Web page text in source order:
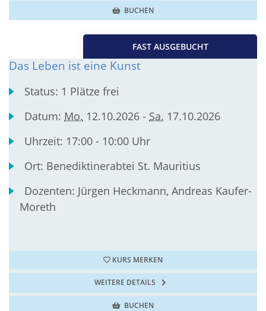
BUCHEN
FAST AUSGEBUCHT
Das Leben ist eine Kunst
Status: 1 Plätze frei
Datum: Mo. 12.10.2026 - Sa. 17.10.2026
Uhrzeit: 17:00 - 10:00 Uhr
Ort: Benediktinerabtei St. Mauritius
Dozenten: Jürgen Heckmann, Andreas Kaufer-
Moreth
KURS MERKEN
WEITERE DETAILS
BUCHEN